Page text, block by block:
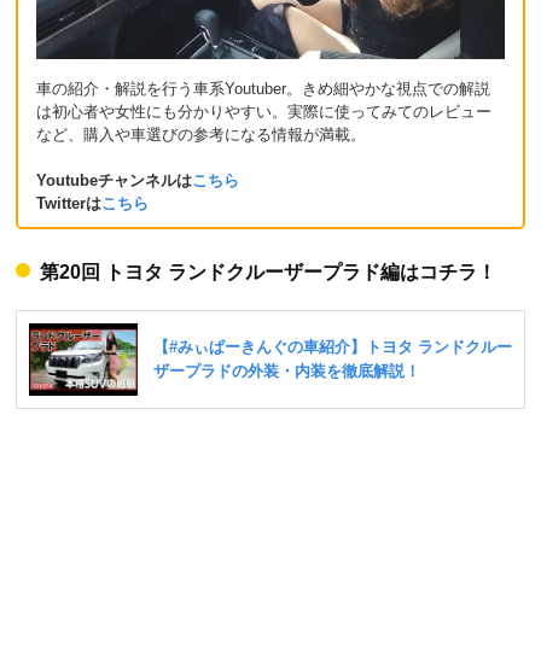
車の紹介・解説を行う車系Youtuber。きめ細やかな視点での解説
は初心者や女性にも分かりやすい。実際に使ってみてのレビュー
など、購入や車選びの参考になる情報が満載。
Youtubeチャンネルはこちら
Twitterはこちら
第20回 トヨタ ランドクルーザープラド編はコチラ！